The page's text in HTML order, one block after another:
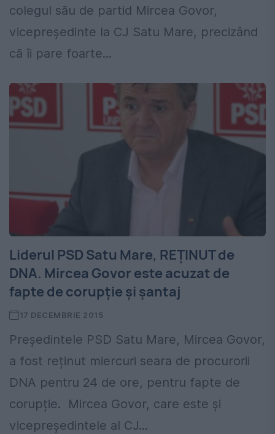
colegul său de partid Mircea Govor,
vicepreşedinte la CJ Satu Mare, precizând
că îi pare foarte...
Liderul PSD Satu Mare, REȚINUT de
DNA. Mircea Govor este acuzat de
fapte de corupție și șantaj
17 DECEMBRIE 2015
Președintele PSD Satu Mare, Mircea Govor,
a fost reținut miercuri seara de procurorii
DNA pentru 24 de ore, pentru fapte de
corupție. Mircea Govor, care este și
vicepreședintele al CJ...